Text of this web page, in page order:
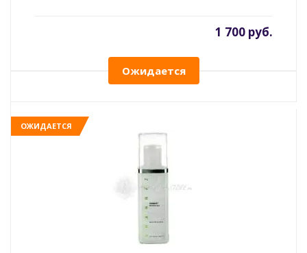
1 700 руб.
Ожидается
ОЖИДАЕТСЯ